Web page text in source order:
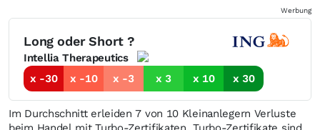
Werbung
Long oder Short ?
Intellia Therapeutics
x -30
x -10 x -3 x 3 x 10 x 30
Im Durchschnitt erleiden 7 von 10 Kleinanlegern Verluste